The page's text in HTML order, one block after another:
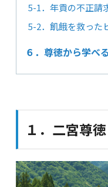
5-1．年貢の不正請
5-2．飢餓を救った
６．尊徳から学べ
１．二宮尊